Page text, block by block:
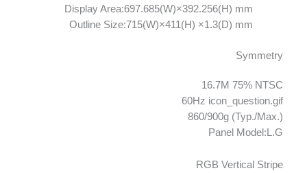
Display Area:697.685(W)×392.256(H) mm
Outline Size:715(W)×411(H) ×1.3(D) mm
Symmetry
16.7M 75% NTSC
60Hz icon_question.gif
860/900g (Typ./Max.)
Panel Model:L.G
RGB Vertical Stripe